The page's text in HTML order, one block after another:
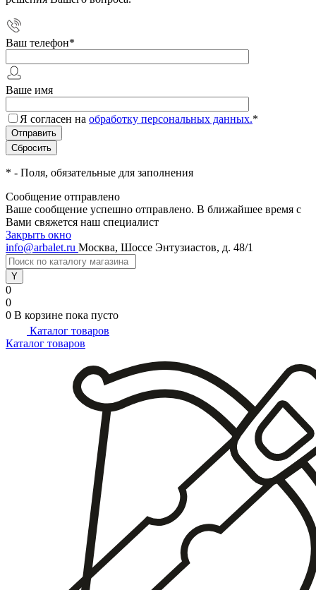
Ваш телефон*
Ваше имя
Я согласен на обработку персональных данных.*
* - Поля, обязательные для заполнения
Сообщение отправлено
Ваше сообщение успешно отправлено. В ближайшее время с
Вами свяжется наш специалист
Закрыть окно
info@arbalet.ru Москва, Шоссе Энтузиастов, д. 48/1
0
0
0 В корзине пока пусто
Каталог товаров
Каталог товаров